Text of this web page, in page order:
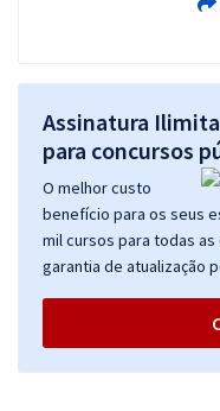
Assinatura
para concursos
O melhor custo
benefício para os seus
mil cursos para todas
garantia de atualização